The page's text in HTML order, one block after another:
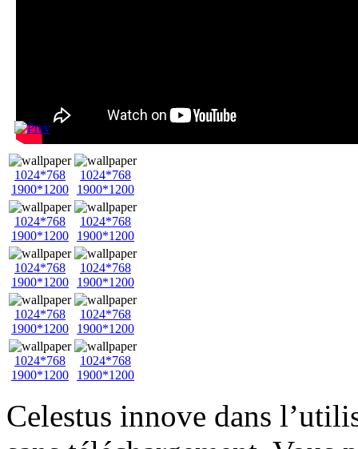
1024*768
1900*1200
1024*768
1900*1200
1024*768
1900*1200
1024*768
1900*1200
1024*768
1900*1200
1024*768
1900*1200
1024*768
1900*1200
1024*768
1900*1200
1024*768
1900*1200
1024*768
1900*1200
Celestus innove dans